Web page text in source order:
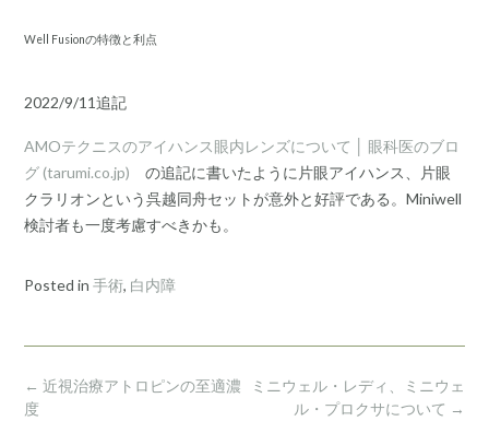
Well Fusionの特徴と利点
2022/9/11追記
AMOテクニスのアイハンス眼内レンズについて │ 眼科医のブロ
グ (tarumi.co.jp) の追記に書いたように片眼アイハンス、片眼
クラリオンという呉越同舟セットが意外と好評である。Miniwell
検討者も一度考慮すべきかも。
Posted in 手術, 白内障
Post
navigation
ミニウェル・レディ、ミニウェ
ル・プロクサについて →
← 近視治療アトロピンの至適濃
度